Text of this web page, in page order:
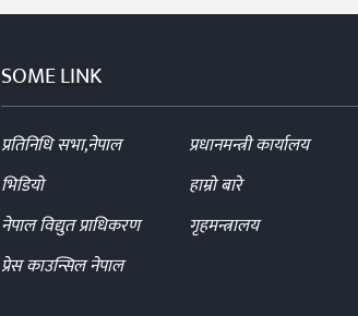
SOME LINK
प्रतिनिधि सभा,नेपाल
प्रधानमन्त्री कार्यालय
भिडियो
हाम्रो बारे
नेपाल विद्युत प्राधिकरण
गृहमन्त्रालय
प्रेस काउन्सिल नेपाल